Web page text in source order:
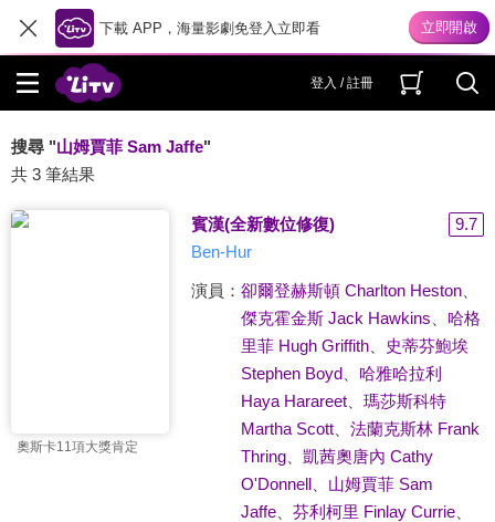
下載 APP，海量影劇免登入立即看
登入 / 註冊
搜尋 "山姆賈菲 Sam Jaffe"
共 3 筆結果
奧斯卡11項大獎肯定
賓漢(全新數位修復)
9.7
Ben-Hur
演員： 卻爾登赫斯頓 Charlton Heston、
傑克霍金斯 Jack Hawkins
哈格
里菲 Hugh Griffith、
史蒂芬鮑埃
Stephen Boyd、 哈雅哈拉利
Haya Harareet、 瑪莎斯科特
Martha Scott、 法蘭克斯林 Frank
Thring、 凱茜奧唐內 Cathy
O'Donnell、 山姆賈菲 Sam
Jaffe、 芬利柯里 Finlay Currie、